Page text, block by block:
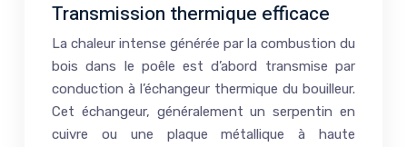
Transmission thermique efficace
La chaleur intense générée par la combustion du
bois dans le poêle est d’abord transmise par
conduction à l’échangeur thermique du bouilleur.
Cet échangeur, généralement un serpentin en
cuivre ou une plaque métallique à haute